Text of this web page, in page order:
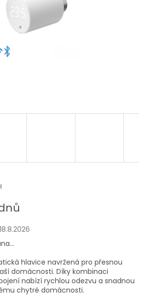
18.8.2026
hlavice navržená pro přesnou
domácnosti. Díky kombinaci
nabízí rychlou odezvu a snadnou
chytré domácnosti.